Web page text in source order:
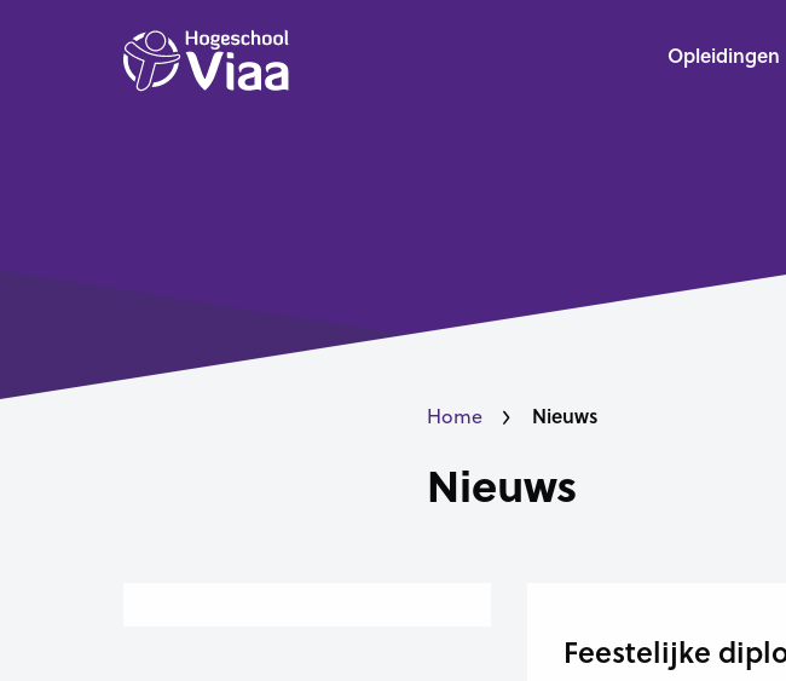
Opleidingen
Home Nieuws
Nieuws
Feestelijke